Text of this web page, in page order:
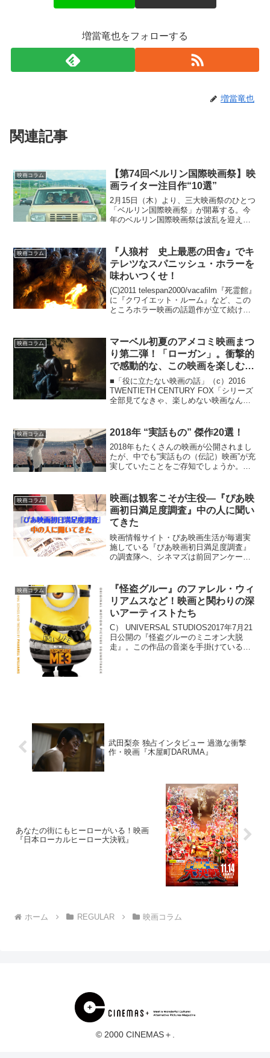
増當竜也をフォローする
増當竜也
関連記事
映画コラム
【第74回ベルリン国際映画祭】映
画ライター注目作“10選”
2月15日（木）より、三大映画祭のひとつ
「ベルリン国際映画祭」が開幕する。今
年のベルリン国際映画祭は波乱を迎えて
ボイコットが発生しているのである。元
東京国際映画祭作品選...
映画コラム
『人狼村 史上最悪の田舎』でキ
テレツなスパニッシュ・ホラーを
味わいつくせ！
(C)2011 telespan2000/vacafilm『死霊館』
に『クワイエット・ルーム』など、この
ところホラー映画の話題作が立て続けに
時期に再びヒンヤリどっきりと...
映画コラム
マーベル初夏のアメコミ映画まつ
り第二弾！「ローガン」。衝撃的
で感動的な、この映画を楽しむた
めには。
■「役に立たない映画の話」（c）2016
TWENTIETH CENTURY FOX「シリーズ
全部見てなきゃ、楽しめない映画なんで
ミックス」とは、また全然違うタイプ
の...
映画コラム 2018年 “実話もの” 傑作20選！
2018年もたくさんの映画が公開されまし
たが、中でも“実話もの（伝記）映画”が充
実していたことをご存知でしょうか。こ
を一挙にご紹介します！1：デトロイト
1967年...
映画コラム
映画は観客こそが主役―『ぴあ映
画初日満足度調査』中の人に聞い
てきた
映画情報サイト・ぴあ映画生活が毎週実
施している『ぴあ映画初日満足度調査』
の調査隊へ、シネマズは前回アンケート
もに、映画に対する熱い情熱が溢れてい
た。【関連】生の声こそ1...
映画コラム
『怪盗グルー』のファレル・ウィ
リアムスなど！映画と関わりの深
いアーティストたち
C） UNIVERSAL STUDIOS2017年7月21
日公開の『怪盗グルーのミニオン大脱
走』。この作品の音楽を手掛けているの
武田梨奈 独占インタビュー 過激な衝撃
作・映画『木屋町DARUMA』
あなたの街にもヒーローがいる！映画
『日本ローカルヒーロー大決戦』
ホーム REGULAR 映画コラム
© 2000 CINEMAS＋.